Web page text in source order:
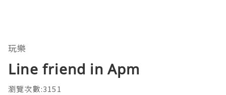
玩樂
Line friend in Apm
瀏覽次數:3151